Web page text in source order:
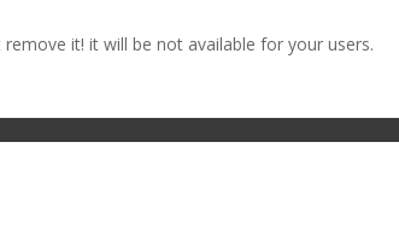
it! it will be not available for your users.